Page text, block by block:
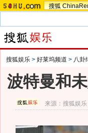
搜狐
搜狐娱乐 > 好莱坞频道 > 八卦
波特曼和
来源：搜狐娱乐